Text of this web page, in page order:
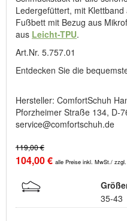
Ledergefüttert, mit
Fußbett mit Bezug aus
aus Leicht-TPU.
Art.Nr. 5.757.01
Entdecken Sie die
Hersteller: ComfortSchuh
Pforzheimer Straße 134, D-
service@comfortschuh.de
119,00 €
104,00 € alle Preise inkl. MwSt./
35-43